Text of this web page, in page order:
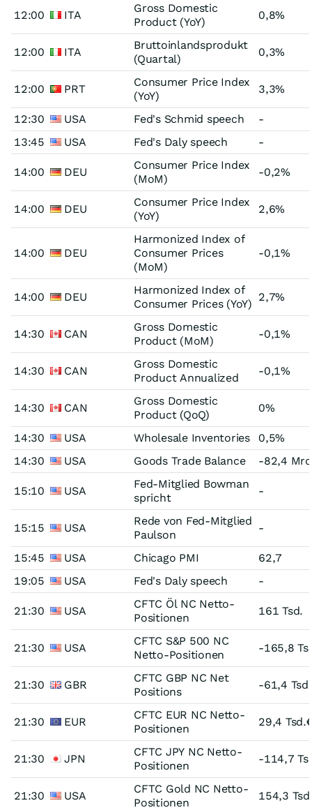
12:00 ITA
Gross Domestic
Product (YoY)
0,8%
12:00 ITA
Bruttoinlandsprodukt
(Quartal)
0,3%
12:00 PRT
Consumer Price Index
(YoY)
3,3%
12:30 USA Fed's Schmid speech
-
13:45
USA Fed's Daly speech -
14:00 DEU
Consumer Price Index
(MoM)
-0,2%
14:00 DEU
Consumer Price Index
(YoY)
2,6%
14:00 DEU
Harmonized Index of
Consumer Prices
(MoM)
-0,1%
14:00 DEU
Harmonized Index of
Consumer Prices (YoY)
2,7%
14:30 CAN
Gross Domestic
Product (MoM)
-0,1%
14:30 CAN
Gross Domestic
Product Annualized
-0,1%
14:30 CAN
Gross Domestic
Product (QoQ)
0%
14:30 USA Wholesale Inventories
0,5%
14:30
USA Goods Trade Balance -82,4
15:10 USA
Fed-Mitglied Bowman
spricht
-
15:15 USA
Rede von Fed-Mitglied
Paulson
-
15:45 USA Chicago PMI
62,7
19:05
USA Fed's Daly speech -
21:30 USA
CFTC Öl NC Netto-
Positionen
161 Tsd.
21:30 USA
CFTC S&P 500 NC
Netto-Positionen
-165,8
21:30 GBR
CFTC GBP NC Net
Positions
-61,4
21:30 EUR
CFTC EUR NC Netto-
Positionen
29,4
21:30 JPN
CFTC JPY NC Netto-
Positionen
-114,7
21:30 USA
CFTC Gold NC Netto-
Positionen
154,3